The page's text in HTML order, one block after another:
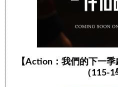
【Action：我們的下一
（115-1